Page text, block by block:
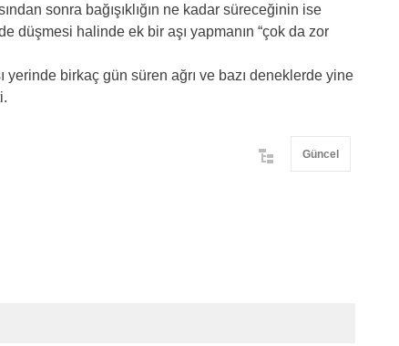
sonra bağışıklığın ne kadar süreceğinin ise
düşmesi halinde ek bir aşı yapmanın “çok da zor
yerinde birkaç gün süren ağrı ve bazı deneklerde yine
Güncel